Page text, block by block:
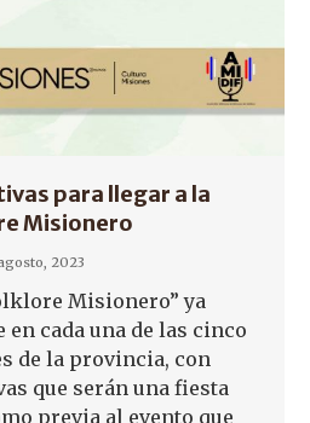
para llegar a la
Misionero
2023
Misionero” ya
cada una de las cinco
de la provincia, con
que serán una fiesta
previa al evento que